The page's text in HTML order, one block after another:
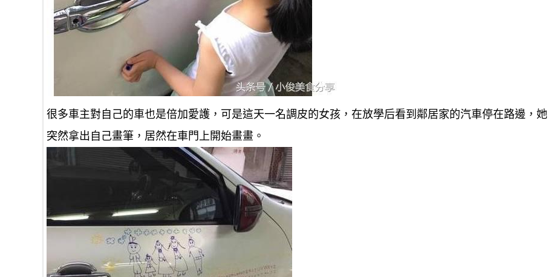
很多車主對自己的車也是倍加愛護，可是這天一名調皮的女孩，在放學后看到鄰居家的汽車停在路邊，她
突然拿出自己畫筆，居然在車門上開始畫畫。